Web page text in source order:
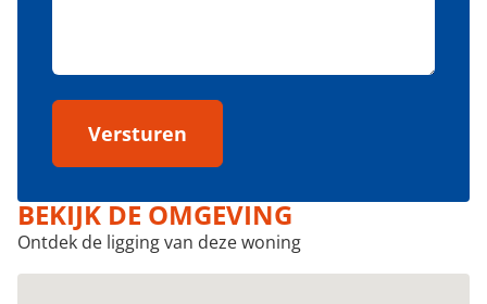
Versturen
BEKIJK DE OMGEVING
Ontdek de ligging van deze woning